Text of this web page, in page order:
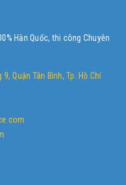
Hàn Quốc, thi công Chuyên
Quận Tân Bình, Tp. Hồ Chí